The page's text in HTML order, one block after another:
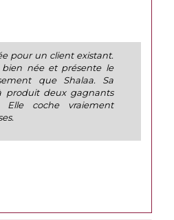
pour un client existant.
bien née et présente le
que Shalaa. Sa
produit deux gagnants
Elle coche vraiement